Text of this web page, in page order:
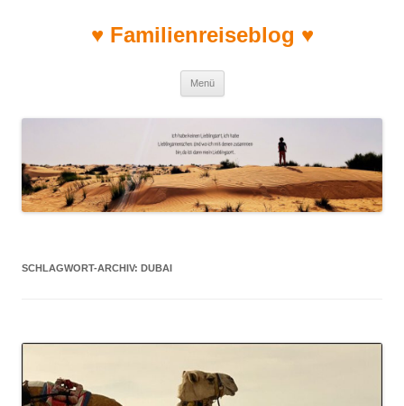
♥ Familienreiseblog ♥
Menü
SCHLAGWORT-ARCHIV: DUBAI